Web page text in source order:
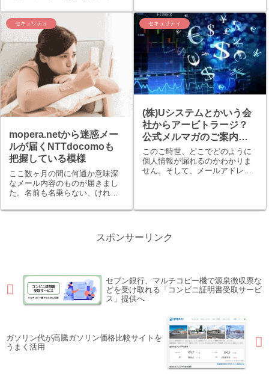
ん前回同様にGmailに転送して確
認しました。案の定、危険だよ
という警告表示がされていまし
た。Gmailでの危険だよという警
告表...
いる。
ブック：メタ）が登場したりイ
ンスタグラム：Insta...
セキュリティ
mopera.netから迷惑メー
ルが届くNTTdocomoも
把握している模様
ここ数ヶ月の間に何通か意味深
なメール内容のものが届きまし
た。名前も名乗らない、けれど
メール内容…。怪しいので、基
にも多かったので調べてみまし
セキュリティ
(株)Uシステムとかいう会
社からアービトラージ？
公式メルマガのご案内で
すって…。ヽ(~～~ )ﾉ ﾊ
ﾃ?
このご時世、どこでどのように
個人情報が漏れるのかわかりま
せん。そして、メールアドレス
す。今回取り引きも申し込みも
スポンサーリンク
セブン銀行、マルチコピー機で源泉徴収票な
どを受け取れる「コンビニ証明書受取サービ
ス」提供へ
ガソリン代が高騰ガソリン価格比較サイトを
うまく活用